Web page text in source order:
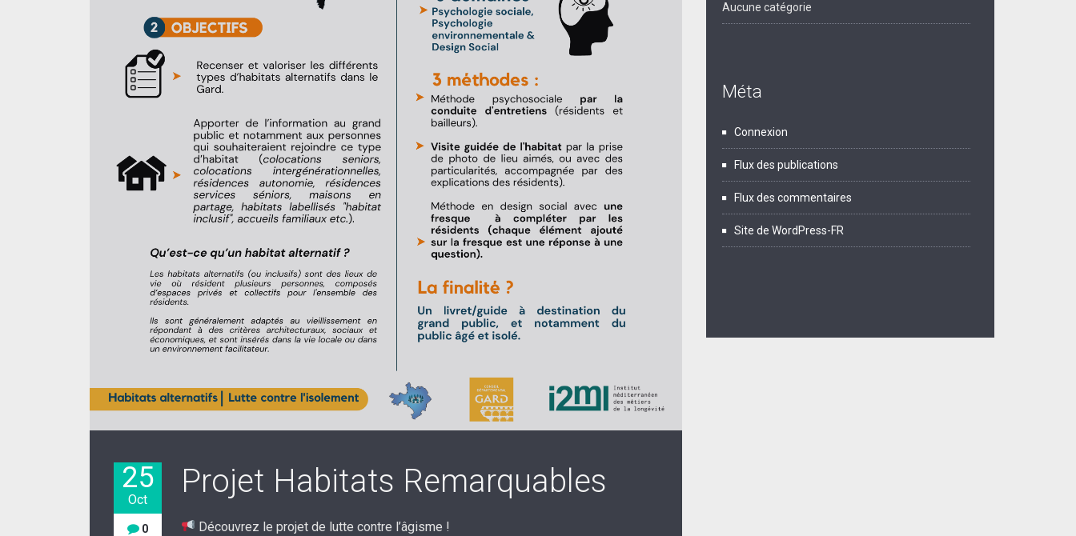
25
Oct
0
Projet Habitats Remarquables
Découvrez le projet de lutte contre l’âgisme !
Aucune catégorie
Méta
Connexion
Flux des publications
Flux des commentaires
Site de WordPress-FR